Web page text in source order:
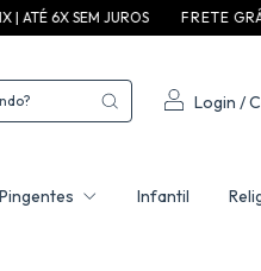
F R E T E G R ÁT I S A C I M A D
Login /
Pingentes Infantil